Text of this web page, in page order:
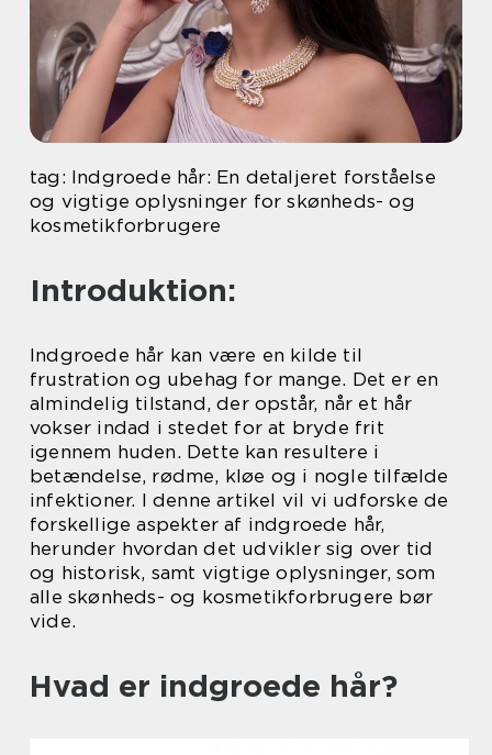
tag: Indgroede hår: En detaljeret forståelse
og vigtige oplysninger for skønheds- og
kosmetikforbrugere
Introduktion:
Indgroede hår kan være en kilde til
frustration og ubehag for mange. Det er en
almindelig tilstand, der opstår, når et hår
vokser indad i stedet for at bryde frit
igennem huden. Dette kan resultere i
betændelse, rødme, kløe og i nogle tilfælde
infektioner. I denne artikel vil vi udforske de
forskellige aspekter af indgroede hår,
herunder hvordan det udvikler sig over tid
og historisk, samt vigtige oplysninger, som
alle skønheds- og kosmetikforbrugere bør
vide.
Hvad er indgroede hår?